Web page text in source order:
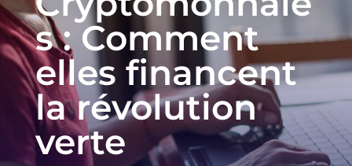
s : Comment
elles financent
la révolution
verte